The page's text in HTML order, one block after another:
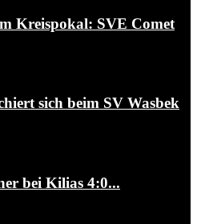
Kreispokal: SVE Comet
sich beim SV Wasbek
bei Kilias 4:0...